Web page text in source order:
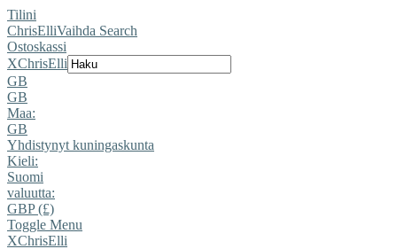
Tilini
ChrisElliVaihda Search
Ostoskassi
XChrisElli
GB
GB
Maa:
GB
Yhdistynyt kuningaskunta
Kieli:
Suomi
valuutta:
GBP (£)
Toggle Menu
XChrisElli